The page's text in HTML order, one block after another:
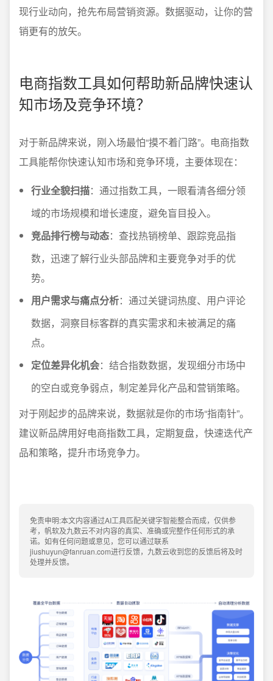
现行业动向，抢先布局营销资源。数据驱动，让你的营
销更有的放矢。
电商指数工具如何帮助新品牌快速认
知市场及竞争环境？
对于新品牌来说，刚入场最怕“摸不着门路”。电商指数
工具能帮你快速认知市场和竞争环境，主要体现在：
行业全貌扫描：通过指数工具，一眼看清各细分领
域的市场规模和增长速度，避免盲目投入。
竞品排行榜与动态：查找热销榜单、跟踪竞品指
数，迅速了解行业头部品牌和主要竞争对手的优
势。
用户需求与痛点分析：通过关键词热度、用户评论
数据，洞察目标客群的真实需求和未被满足的痛
点。
定位差异化机会：结合指数数据，发现细分市场中
的空白或竞争弱点，制定差异化产品和营销策略。
对于刚起步的品牌来说，数据就是你的市场“指南针”。
建议新品牌用好电商指数工具，定期复盘，快速迭代产
品和策略，提升市场竞争力。
免责申明:本文内容通过AI工具匹配关键字智能整合而成，仅供参
考，帆软及九数云不对内容的真实、准确或完整作任何形式的承
诺。如有任何问题或意见，您可以通过联系
jiushuyun@fanruan.com进行反馈，九数云收到您的反馈后将及时
处理并反馈。